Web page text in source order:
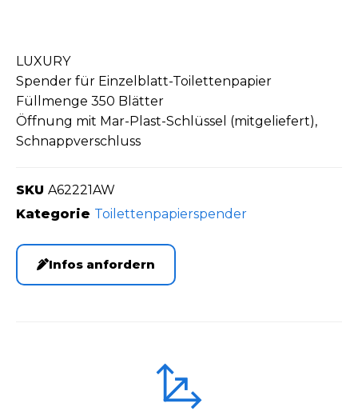
LUXURY
Spender für Einzelblatt-Toilettenpapier
Füllmenge 350 Blätter
Öffnung mit Mar-Plast-Schlüssel (mitgeliefert),
Schnappverschluss
SKU A62221AW
Kategorie Toilettenpapierspender
Infos anfordern